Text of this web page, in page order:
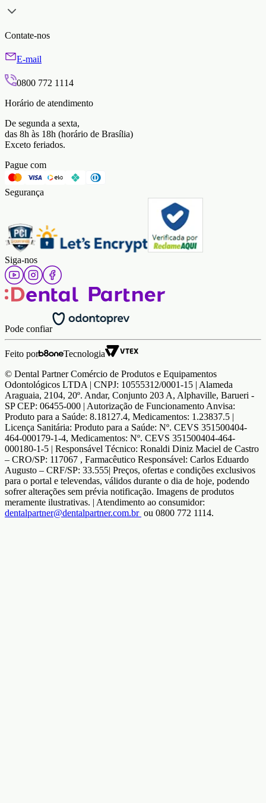
Contate-nos
E-mail
0800 772 1114
Horário de atendimento
De segunda a sexta,
das 8h às 18h (horário de Brasília)
Exceto feriados.
Pague com
Segurança
Siga-nos
Pode confiar
Feito por
Tecnologia
© Dental Partner Comércio de Produtos e Equipamentos
Odontológicos LTDA | CNPJ: 10555312/0001-15 | Alameda
Araguaia, 2104, 20º. Andar, Conjunto 203 A, Alphaville, Barueri -
SP CEP: 06455-000 | Autorização de Funcionamento Anvisa:
Produto para a Saúde: 8.18127.4, Medicamentos: 1.23837.5 |
Licença Sanitária: Produto para a Saúde: Nº. CEVS 351500404-
464-000179-1-4, Medicamentos: Nº. CEVS 351500404-464-
000180-1-5 | Responsável Técnico: Ronaldi Diniz Maciel de Castro
– CRO/SP: 117067 , Farmacêutico Responsável: Carlos Eduardo
Augusto – CRF/SP: 33.555| Preços, ofertas e condições exclusivos
para o portal e televendas, válidos durante o dia de hoje, podendo
sofrer alterações sem prévia notificação. Imagens de produtos
meramente ilustrativas. | Atendimento ao consumidor:
dentalpartner@dentalpartner.com.br ou 0800 772 1114.